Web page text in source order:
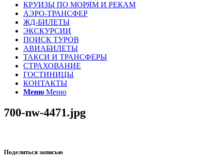
КРУИЗЫ ПО МОРЯМ И РЕКАМ
АЭРО-ТРАНСФЕР
ЖД-БИЛЕТЫ
ЭКСКУРСИИ
ПОИСК ТУРОВ
АВИАБИЛЕТЫ
ТАКСИ И ТРАНСФЕРЫ
СТРАХОВАНИЕ
ГОСТИНИЦЫ
КОНТАКТЫ
Меню Меню
700-nw-4471.jpg
Поделиться записью